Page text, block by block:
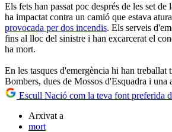
Els fets han passat poc després de les set
ha impactat contra un camió que estava
provocada per dos incendis. Els serveis
fins al lloc del sinistre i han excarcerat el
ha mort.
En les tasques d'emergència hi han treballat
Bombers, dues de Mossos d'Esquadra i
Escull Nació com la teva font preferida
Arxivat a
mort